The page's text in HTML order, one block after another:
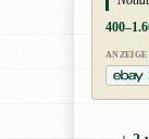
ANZEIGE